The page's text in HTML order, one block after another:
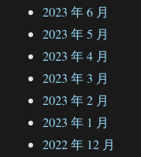
2023 年 6 月
2023 年 5 月
2023 年 4 月
2023 年 3 月
2023 年 2 月
2023 年 1 月
2022 年 12 月